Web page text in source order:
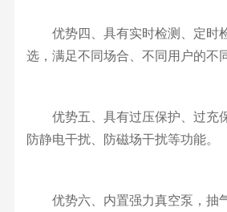
优势四、具有实时检测、定时
选，满足不同场合、不同用户的不
优势五、具有过压保护、过充保
防静电干扰、防磁场干扰等功能。
优势六、内置强力真空泵，抽